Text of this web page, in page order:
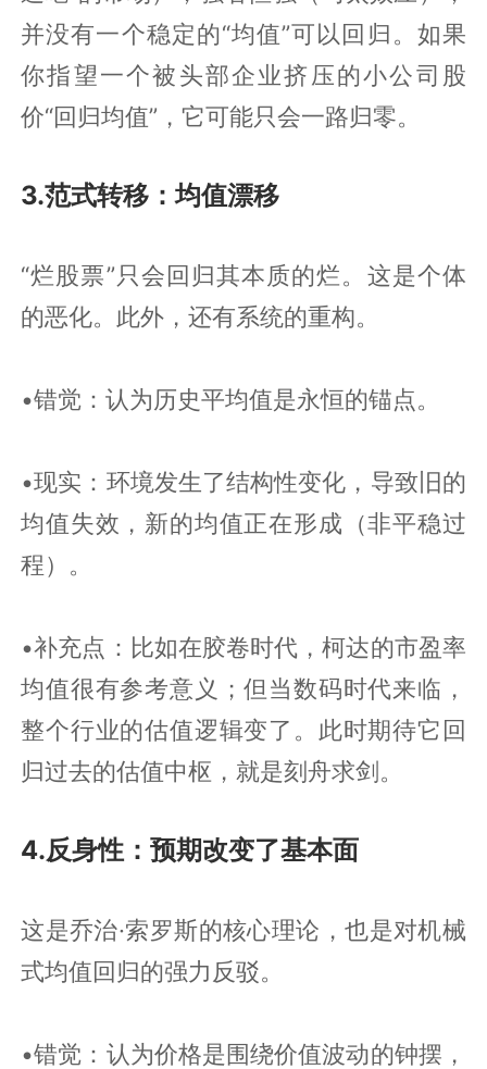
并没有一个稳定的“均值”可以回归。如果
你指望一个被头部企业挤压的小公司股
价“回归均值”，它可能只会一路归零。
3.范式转移：均值漂移
“烂股票”只会回归其本质的烂。这是个体
的恶化。此外，还有系统的重构。
•错觉：认为历史平均值是永恒的锚点。
•现实：环境发生了结构性变化，导致旧的
均值失效，新的均值正在形成（非平稳过
程）。
•补充点：比如在胶卷时代，柯达的市盈率
均值很有参考意义；但当数码时代来临，
整个行业的估值逻辑变了。此时期待它回
归过去的估值中枢，就是刻舟求剑。
4.反身性：预期改变了基本面
这是乔治·索罗斯的核心理论，也是对机械
式均值回归的强力反驳。
•错觉：认为价格是围绕价值波动的钟摆，